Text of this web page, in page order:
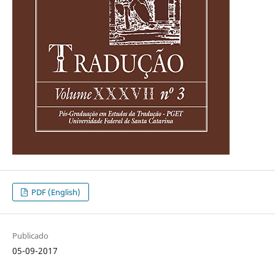
PDF (English)
Publicado
05-09-2017